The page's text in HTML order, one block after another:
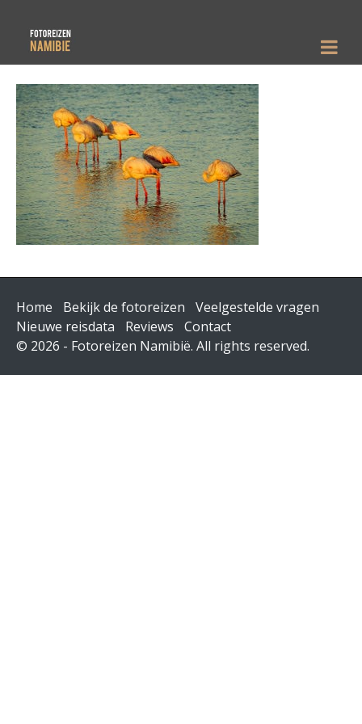
Home Bekijk de fotoreizen
Veelgestelde vragen
Nieuwe reisdata
Reviews
Contact
© 2026 - Fotoreizen Namibië. All rights reserved.